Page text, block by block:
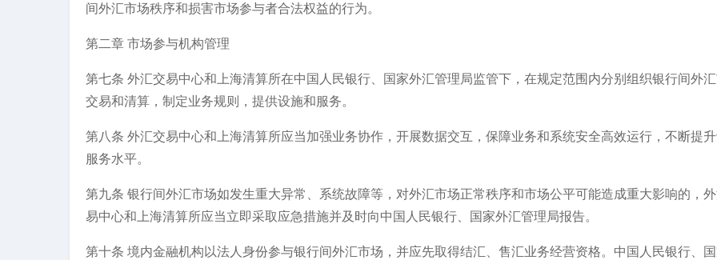
间外汇市场秩序和损害市场参与者合法权益的行为。
第二章 市场参与机构管理
第七条 外汇交易中心和上海清算所在中国人民银行、国家外汇管理局监管下，在规定范围内分别组织银行间外
交易和清算，制定业务规则，提供设施和服务。
第八条 外汇交易中心和上海清算所应当加强业务协作，开展数据交互，保障业务和系统安全高效运行，不断提
服务水平。
第九条 银行间外汇市场如发生重大异常、系统故障等，对外汇市场正常秩序和市场公平可能造成重大影响的，
易中心和上海清算所应当立即采取应急措施并及时向中国人民银行、国家外汇管理局报告。
第十条 境内金融机构以法人身份参与银行间外汇市场，并应先取得结汇、售汇业务经营资格。中国人民银行、